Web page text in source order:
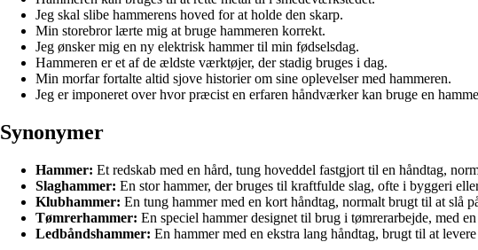
Jeg skal slibe hammerens hoved for at holde den skarp.
Min storebror lærte mig at bruge hammeren korrekt.
Jeg ønsker mig en ny elektrisk hammer til min fødselsdag.
Hammeren er et af de ældste værktøjer, der stadig bruges i dag.
Min morfar fortalte altid sjove historier om sine oplevelser med hammeren.
Jeg er imponeret over hvor præcist en erfaren håndværker kan bruge en
Synonymer
Hammer: Et redskab med en hård, tung hoveddel fastgjort til en håndtag,
Slaghammer: En stor hammer, der bruges til kraftfulde slag, ofte i byggeri
Klubhammer: En tung hammer med en kort håndtag, normalt brugt til at slå
Tømrerhammer: En speciel hammer designet til brug i tømrerarbejde, med
Ledbåndshammer: En hammer med en ekstra lang håndtag, brugt til at